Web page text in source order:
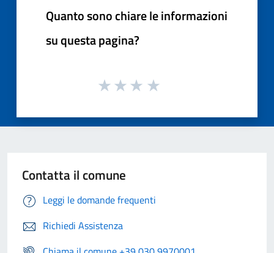
Quanto sono chiare le informazioni
su questa pagina?
Contatta il comune
Leggi le domande frequenti
Richiedi Assistenza